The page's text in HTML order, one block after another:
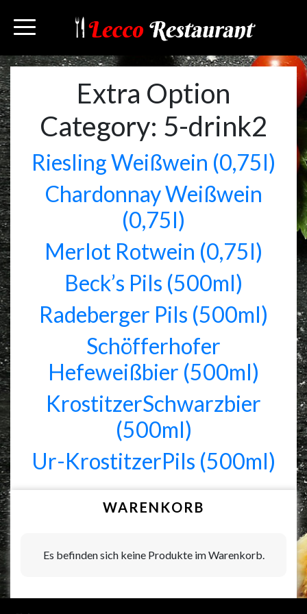
Extra Option
Category: 5-drink2
Riesling Weißwein (0,75l)
Chardonnay Weißwein
(0,75l)
Merlot Rotwein (0,75l)
Beck’s Pils (500ml)
Radeberger Pils (500ml)
Schöfferhofer
Hefeweißbier (500ml)
KrostitzerSchwarzbier
(500ml)
Ur-KrostitzerPils (500ml)
WARENKORB
Es befinden sich keine Produkte im Warenkorb.